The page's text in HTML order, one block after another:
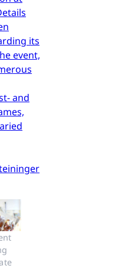
its
event,
and